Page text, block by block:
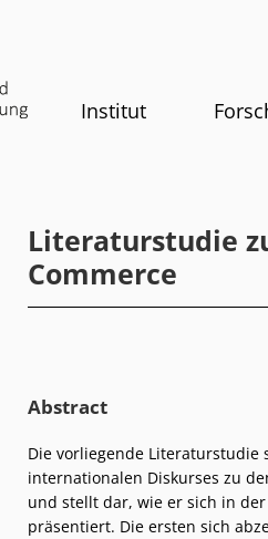
Institut
Literaturstudie
Commerce
Abstract
Die vorliegende
internationalen Diskurses zu
und stellt dar, wie er sich in
präsentiert. Die ersten sich